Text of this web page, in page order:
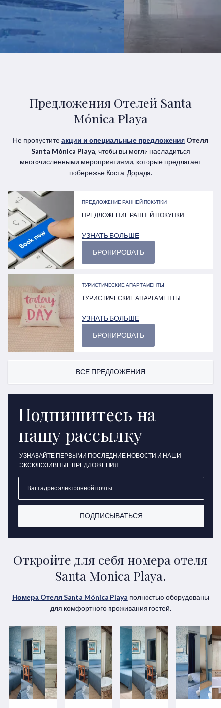
Предложения Oтелей Santa
Mónica Playa
Не пропуститеакции и специальные предложения Oтеля
Santa Mónica Playa, чтобы вы могли насладиться
многочисленными мероприятиями, которые предлагает
побережье Коста-Дорада.
ПРЕДЛОЖЕНИЕ РАННЕЙ ПОКУПКИ
ПРЕДЛОЖЕНИЕ РАННЕЙ ПОКУПКИ
УЗНАТЬ БОЛЬШЕ
БРОНИРОВАТЬ
ТУРИСТИЧЕСКИЕ АПАРТАМЕНТЫ
ТУРИСТИЧЕСКИЕ АПАРТАМЕНТЫ
УЗНАТЬ БОЛЬШЕ
БРОНИРОВАТЬ
ВСЕ ПРЕДЛОЖЕНИЯ
Подпишитесь на
нашу рассылку
УЗНАВАЙТЕ ПЕРВЫМИ ПОСЛЕДНИЕ НОВОСТИ И НАШИ
ЭКСКЛЮЗИВНЫЕ ПРЕДЛОЖЕНИЯ
ПОДПИСЫВАТЬСЯ
Откройте для себя номера отеля
Santa Monica Playa.
Номера Oтеля Santa Mónica Playa полностью оборудованы
для комфортного проживания гостей.